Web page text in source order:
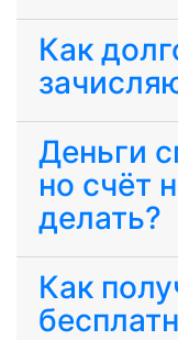
Как
Деньги
но счёт
делать?
Как